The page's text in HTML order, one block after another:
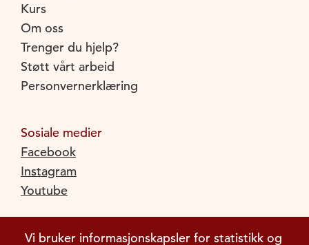
Vi bruker informasjonskapsler for statistikk og
Kurs
Om oss
Trenger du hjelp?
Støtt vårt arbeid
Personvernerklæring
Sosiale medier
Facebook
Instagram
Youtube